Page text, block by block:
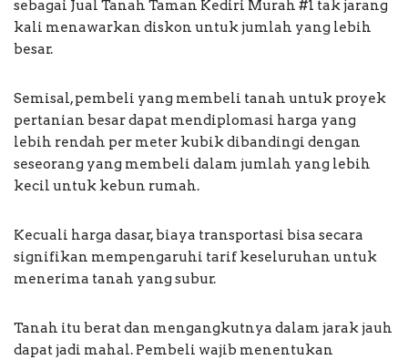
sebagai Jual Tanah Taman Kediri Murah #1 tak jarang
kali menawarkan diskon untuk jumlah yang lebih
besar.
Semisal, pembeli yang membeli tanah untuk proyek
pertanian besar dapat mendiplomasi harga yang
lebih rendah per meter kubik dibandingi dengan
seseorang yang membeli dalam jumlah yang lebih
kecil untuk kebun rumah.
Kecuali harga dasar, biaya transportasi bisa secara
signifikan mempengaruhi tarif keseluruhan untuk
menerima tanah yang subur.
Tanah itu berat dan mengangkutnya dalam jarak jauh
dapat jadi mahal. Pembeli wajib menentukan